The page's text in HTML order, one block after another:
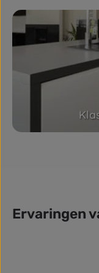
Skip category gallery
Ervaringen